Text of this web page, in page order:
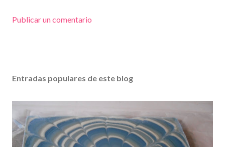
Publicar un comentario
Entradas populares de este blog